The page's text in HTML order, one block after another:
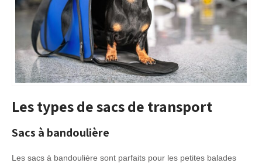
Les types de sacs de transport
Sacs à bandoulière
Les sacs à bandoulière sont parfaits pour les petites balades